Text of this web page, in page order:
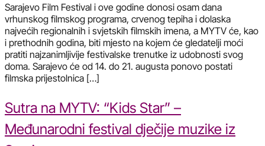
Sarajevo Film Festival i ove godine donosi osam dana
vrhunskog filmskog programa, crvenog tepiha i dolaska
najvećih regionalnih i svjetskih filmskih imena, a MYTV će, kao
i prethodnih godina, biti mjesto na kojem će gledatelji moći
pratiti najzanimljivije festivalske trenutke iz udobnosti svog
doma. Sarajevo će od 14. do 21. augusta ponovo postati
filmska prijestolnica […]
Sutra na MYTV: “Kids Star” –
Međunarodni festival dječije muzike iz